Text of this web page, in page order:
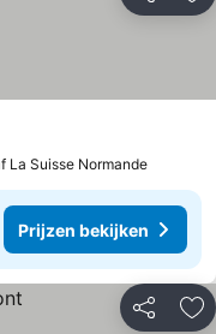
La Suisse Normande
Prijzen bekijken
Delen